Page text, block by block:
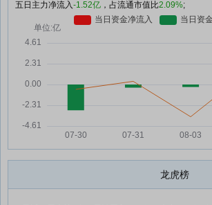
五日主力净流入-1.52亿 ，占流通市值比2.09%;
龙虎榜